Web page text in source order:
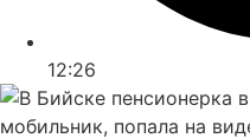
12:26